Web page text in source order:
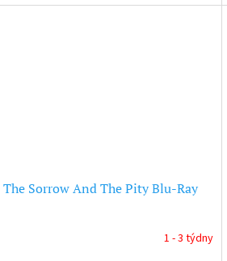
The Sorrow And The Pity Blu-Ray
1 - 3 týdny